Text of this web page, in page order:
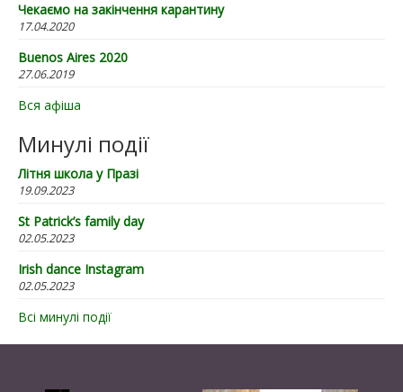
Чекаємо на закінчення карантину
17.04.2020
Buenos Aires 2020
27.06.2019
Вся афіша
Минулі події
Літня школа у Празі
19.09.2023
St Patrick’s family day
02.05.2023
Irish dance Instagram
02.05.2023
Всі минулі події